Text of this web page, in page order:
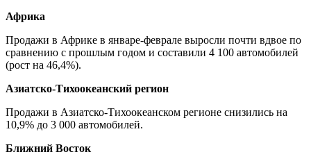
Африка
Продажи в Африке в январе-феврале выросли почти вдвое по
сравнению с прошлым годом и составили 4 100 автомобилей
(рост на 46,4%).
Азиатско-Тихоокеанский регион
Продажи в Азиатско-Тихоокеанском регионе снизились на
10,9% до 3 000 автомобилей.
Ближний Восток